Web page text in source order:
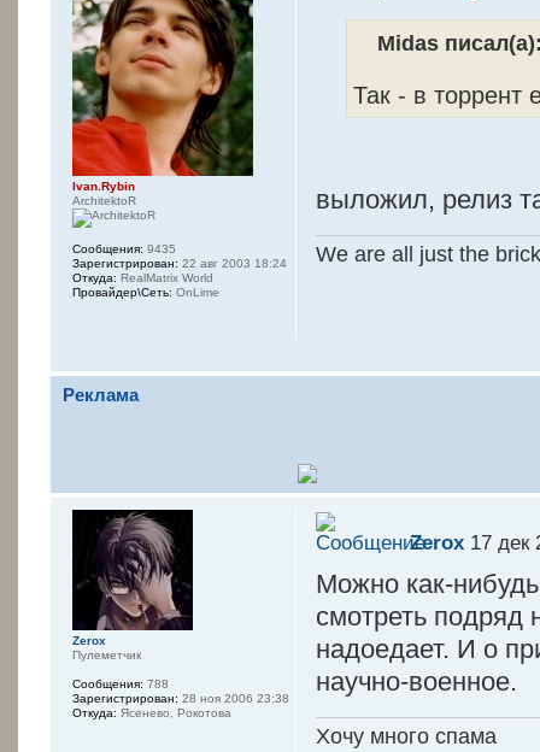
Midas
Так - в торрент
выложил, релиз
We are all just the
Ivan.Rybin
ArchitektoR
Сообщения: 9435
Зарегистрирован: 22 авг 2003 18:24
Откуда: RealMatrix World
Провайдер\Сеть: OnLime
Реклама
Zerox 17 дек
Можно как-
смотреть подряд
надоедает. И о
научно-военное.
Хочу много спама
Zerox
Пулеметчик
Сообщения: 788
Зарегистрирован: 28 ноя 2006 23:38
Откуда: Ясенево, Рокотова